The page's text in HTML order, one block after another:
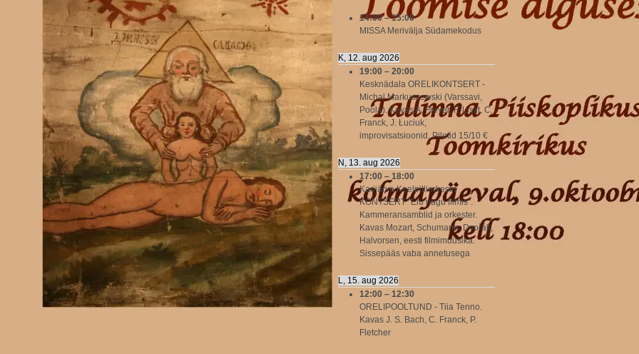
14:00–15:00
MISSA Merivälja Südamekodus
K, 12. aug 2026
19:00 – 20:00
Kesknädala ORELIKONTSERT -
Michal Markuszewski (Varssavi,
Poola). Kavas A. Freyer, F. Liszt, C.
Franck, J. Łuciuk,
improvisatsioonid. Piletid 15/10 €
N, 13. aug 2026
17:00 – 18:00
Karijärve Keelpilliorkestri
KONTSERT "Elu nagu filmis".
Kammeransamblid ja orkester.
Kavas Mozart, Schumann, Dvořák,
Halvorsen, eesti filmimuusika.
Sissepääs vaba annetusega
L, 15. aug 2026
12:00 – 12:30
ORELIPOOLTUND - Tiia Tenno.
Kavas J. S. Bach, C. Franck, P.
Fletcher